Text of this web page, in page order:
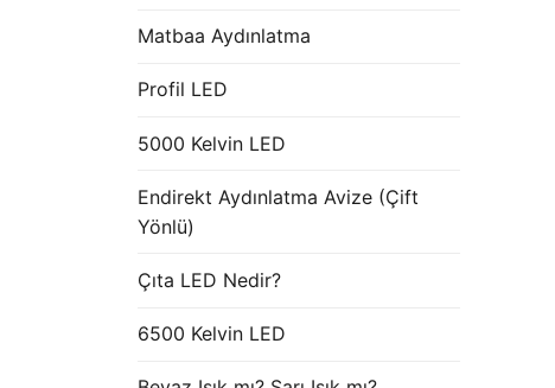
Matbaa Aydınlatma
Profil LED
5000 Kelvin LED
Endirekt Aydınlatma Avize (Çift
Yönlü)
Çıta LED Nedir?
6500 Kelvin LED